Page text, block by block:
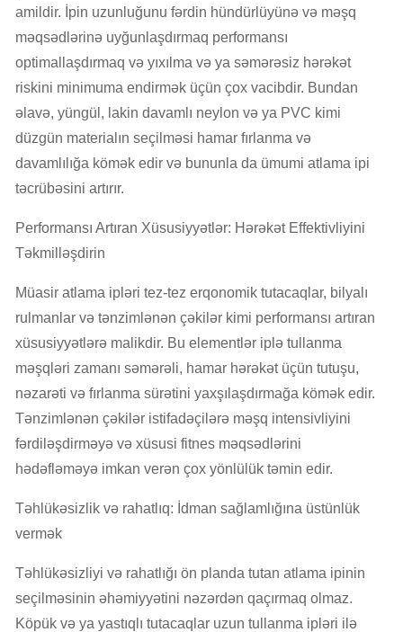
amildir. İpin uzunluğunu fərdin hündürlüyünə və məşq
məqsədlərinə uyğunlaşdırmaq performansı
optimallaşdırmaq və yıxılma və ya səmərəsiz hərəkət
riskini minimuma endirmək üçün çox vacibdir. Bundan
əlavə, yüngül, lakin davamlı neylon və ya PVC kimi
düzgün materialın seçilməsi hamar fırlanma və
davamlılığa kömək edir və bununla da ümumi atlama ipi
təcrübəsini artırır.
Performansı Artıran Xüsusiyyətlər: Hərəkət Effektivliyini
Təkmilləşdirin
Müasir atlama ipləri tez-tez erqonomik tutacaqlar, bilyalı
rulmanlar və tənzimlənən çəkilər kimi performansı artıran
xüsusiyyətlərə malikdir. Bu elementlər iplə tullanma
məşqləri zamanı səmərəli, hamar hərəkət üçün tutuşu,
nəzarəti və fırlanma sürətini yaxşılaşdırmağa kömək edir.
Tənzimlənən çəkilər istifadəçilərə məşq intensivliyini
fərdiləşdirməyə və xüsusi fitnes məqsədlərini
hədəfləməyə imkan verən çox yönlülük təmin edir.
Təhlükəsizlik və rahatlıq: İdman sağlamlığına üstünlük
vermək
Təhlükəsizliyi və rahatlığı ön planda tutan atlama ipinin
seçilməsinin əhəmiyyətini nəzərdən qaçırmaq olmaz.
Köpük və ya yastıqlı tutacaqlar uzun tullanma ipləri ilə